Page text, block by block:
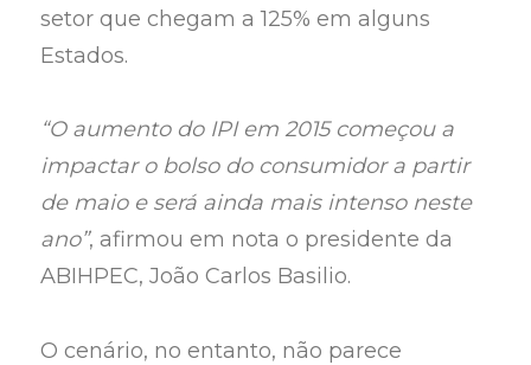
setor que chegam a 125% em alguns
Estados.
“O aumento do IPI em 2015 começou a
impactar o bolso do consumidor a partir
de maio e será ainda mais intenso neste
ano”, afirmou em nota o presidente da
ABIHPEC, João Carlos Basilio.
O cenário, no entanto, não parece